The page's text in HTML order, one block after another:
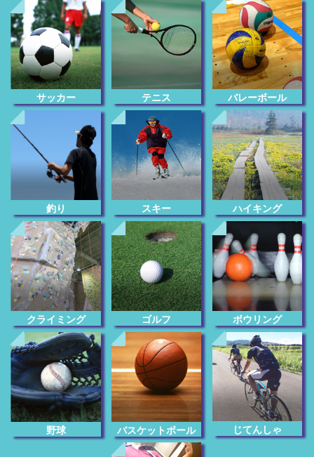
サッカー テニス バレーボール
釣り スキー ハイキング
クライミング ゴルフ ボウリング
野球 バスケットボール じてんしゃ